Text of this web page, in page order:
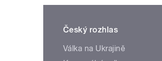
Český rozhlas
Válka na Ukrajině